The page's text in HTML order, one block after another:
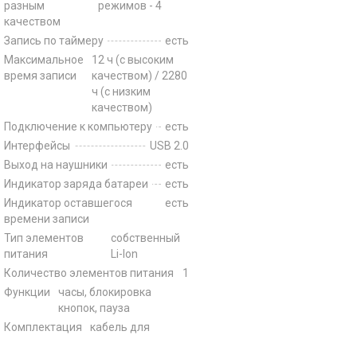
разным
качеством
режимов - 4
Запись по таймеру
есть
Максимальное
время записи
12 ч (с высоким
качеством) / 2280
ч (с низким
качеством)
Подключение к компьютеру
есть
Интерфейсы
USB 2.0
Выход на наушники
есть
Индикатор заряда батареи
есть
Индикатор оставшегося
времени записи
есть
Тип элементов
питания
собственный
Li-Ion
Количество элементов питания
1
Функции
часы, блокировка
кнопок, пауза
Комплектация
кабель для